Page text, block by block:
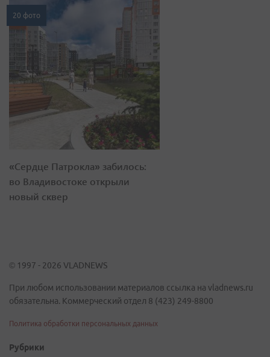
20 фото
«Сердце Патрокла» забилось:
во Владивостоке открыли
новый сквер
© 1997 - 2026 VLADNEWS
При любом использовании материалов ссылка на vladnews.ru
обязательна. Коммерческий отдел 8 (423) 249-8800
Политика обработки персональных данных
Рубрики